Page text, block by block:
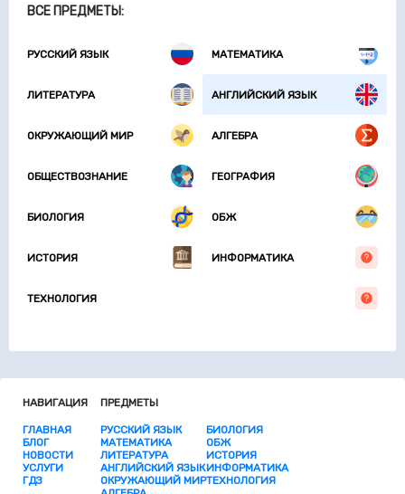
ВСЕ ПРЕДМЕТЫ:
РУССКИЙ ЯЗЫК МАТЕМАТИКА
ЛИТЕРАТУРА АНГЛИЙСКИЙ ЯЗЫК
ОКРУЖАЮЩИЙ МИР АЛГЕБРА
ОБЩЕСТВОЗНАНИЕ ГЕОГРАФИЯ
БИОЛОГИЯ ОБЖ
ИСТОРИЯ ИНФОРМАТИКА
ТЕХНОЛОГИЯ
НАВИГАЦИЯ
ГЛАВНАЯ
БЛОГ
НОВОСТИ
УСЛУГИ
ГДЗ
ПРЕДМЕТЫ
РУССКИЙ ЯЗЫК
МАТЕМАТИКА
ЛИТЕРАТУРА
АНГЛИЙСКИЙ ЯЗЫК
ОКРУЖАЮЩИЙ МИР
БИОЛОГИЯ
ОБЖ
ИСТОРИЯ
ИНФОРМАТИКА
ТЕХНОЛОГИЯ